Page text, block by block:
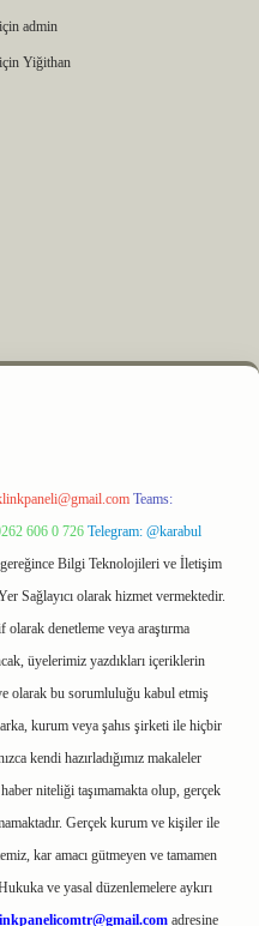
için admin
için Yiğithan
Teams:
606 0 726 Telegram: @karabul
Bilgi Teknolojileri ve İletişim
Sağlayıcı olarak hizmet vermektedir.
denetleme veya araştırma
üyelerimiz yazdıkları içeriklerin
olarak bu sorumluluğu kabul etmiş
kurum veya şahıs şirketi ile hiçbir
kendi hazırladığımız makaleler
niteliği taşımamakta olup, gerçek
Gerçek kurum ve kişiler ile
kar amacı gütmeyen ve tamamen
ve yasal düzenlemelere aykırı
adresine